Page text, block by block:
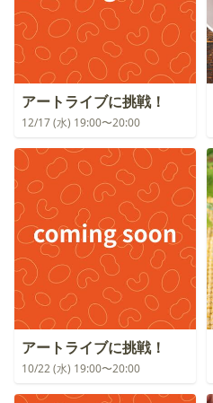
アートライブに挑戦！
12/17 (水) 19:00〜20:00
アートライブに挑戦！
10/22 (水) 19:00〜20:00